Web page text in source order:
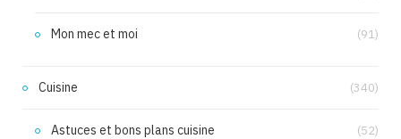
Mon mec et moi (91)
Cuisine (340)
Astuces et bons plans cuisine (52)